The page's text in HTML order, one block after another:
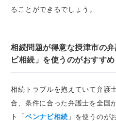
ることができるでしょう。
相続問題が得意な摂津市の
ビ相続」を使うのがおすすめ
相続トラブルを抱えていて弁護
合、条件に合った弁護士を全国
ト「ベンナビ相続 」を使うのが